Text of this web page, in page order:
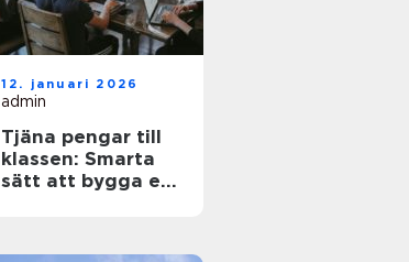
12. januari 2026
admin
Tjäna pengar till
klassen: Smarta
sätt att bygga en